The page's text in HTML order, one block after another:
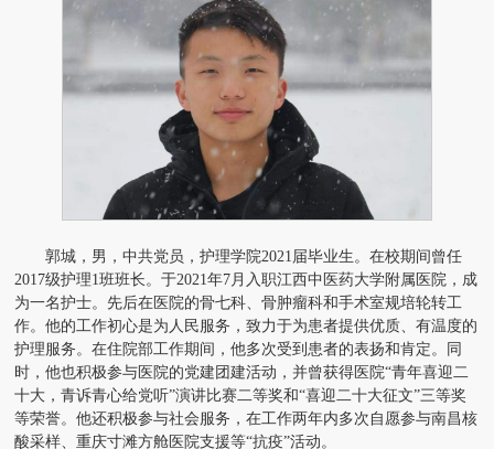
郭城，男，中共党员，护理学院2021届毕业生。在校期间曾任
2017级护理1班班长。于2021年7月入职江西中医药大学附属医院，成
为一名护士。先后在医院的骨七科、骨肿瘤科和手术室规培轮转工
作。他的工作初心是为人民服务，致力于为患者提供优质、有温度的
护理服务。在住院部工作期间，他多次受到患者的表扬和肯定。同
时，他也积极参与医院的党建团建活动，并曾获得医院“青年喜迎二
十大，青诉青心给党听”演讲比赛二等奖和“喜迎二十大征文”三等奖
等荣誉。他还积极参与社会服务，在工作两年内多次自愿参与南昌核
酸采样、重庆寸滩方舱医院支援等“抗疫”活动。